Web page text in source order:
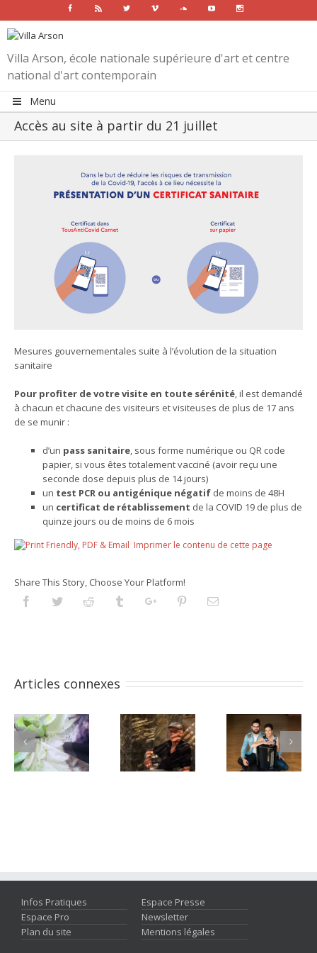
Facebook Rss Twitter Vimeo SoundcloudYoutube
Villa Arson, école nationale supérieure d'art et centre
national d'art contemporain
Menu
Accès au site à partir du 21 juillet
Mesures gouvernementales suite à l’évolution de la situation
sanitaire
Pour profiter de votre visite en toute sérénité, il est demandé
à chacun et chacune des visiteurs et visiteuses de plus de 17 ans
de se munir :
d’un pass sanitaire, sous forme numérique ou QR code
papier, si vous êtes totalement vacciné (avoir reçu une
seconde dose depuis plus de 14 jours)
un test PCR ou antigénique négatif de moins de 48H
un certificat de rétablissement de la COVID 19 de plus de
quinze jours ou de moins de 6 mois
Imprimer le contenu de cette page
Share This Story, Choose Your Platform!
FacebookTwitterReddit TumblrGoogleplusPinterestEmail
Articles connexes
Infos Pratiques
Espace Presse
Espace Pro
Newsletter
Plan du site
Mentions légales